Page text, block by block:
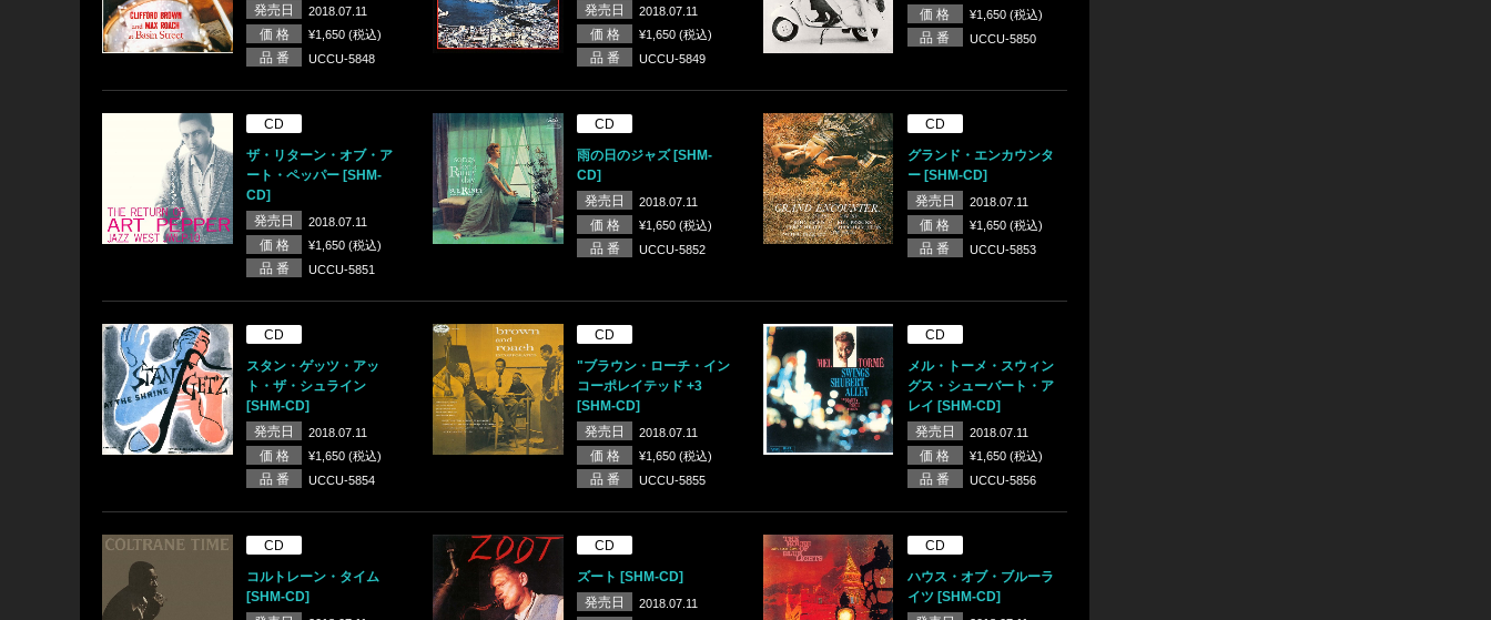
発売日
2018.07.11
価 格 ¥1,650 (税込)
品 番 UCCU-5848
発売日
2018.07.11
価 格 ¥1,650 (税込)
品 番 UCCU-5849
価 格 ¥1,650 (税込)
品 番 UCCU-5850
CD
ザ・リターン・オブ・ア
ート・ペッパー [SHM-
CD]
発売日
2018.07.11
価 格 ¥1,650 (税込)
品 番 UCCU-5851
CD
雨の日のジャズ [SHM-
CD]
発売日
2018.07.11
価 格 ¥1,650 (税込)
品 番 UCCU-5852
CD
グランド・エンカウンタ
ー [SHM-CD]
発売日
2018.07.11
価 格 ¥1,650 (税込)
品 番 UCCU-5853
CD
スタン・ゲッツ・アッ
ト・ザ・シュライン
[SHM-CD]
発売日
2018.07.11
価 格 ¥1,650 (税込)
品 番 UCCU-5854
CD
"ブラウン・ローチ・イン
コーポレイテッド +3
[SHM-CD]
発売日
2018.07.11
価 格 ¥1,650 (税込)
品 番 UCCU-5855
CD
メル・トーメ・スウィン
グス・シューバート・ア
レイ [SHM-CD]
発売日
2018.07.11
価 格 ¥1,650 (税込)
品 番 UCCU-5856
CD
コルトレーン・タイム
[SHM-CD]
CD
ズート [SHM-CD]
発売日
2018.07.11
CD
ハウス・オブ・ブルーラ
イツ [SHM-CD]